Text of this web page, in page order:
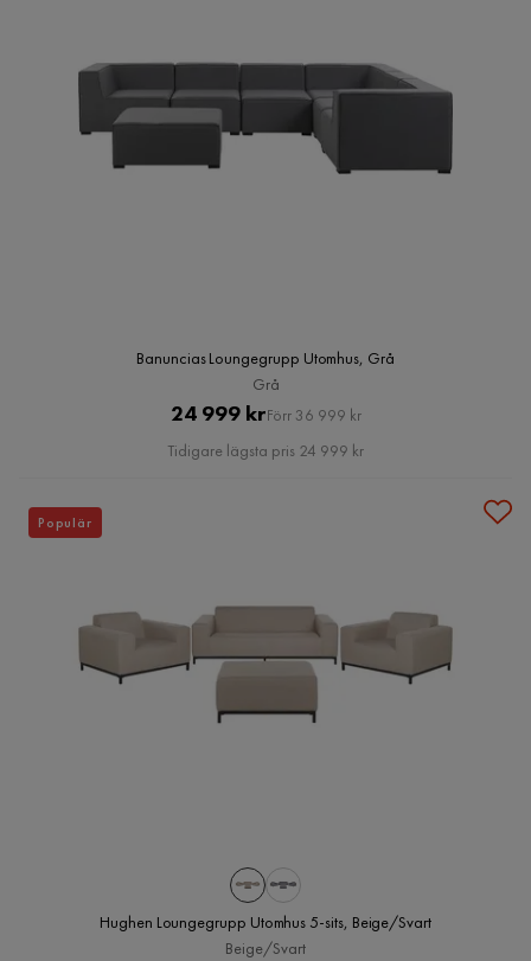
Banuncias Loungegrupp Utomhus, Grå
Grå
Pris
24 999 krOriginal
Pris
Förr 36 999 kr
Tidigare lägsta pris 24 999 kr
Hughen Loungegrupp Utomhus 5-sits, Beige/Svart
Beige/Svart
Populär